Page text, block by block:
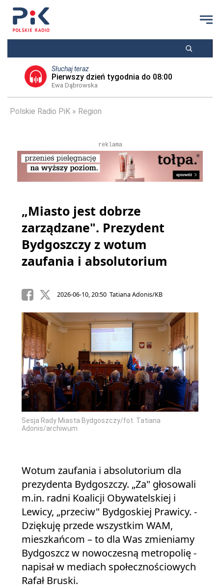
Słuchaj teraz
Pierwszy dzień tygodnia do 08:00
Ewa Dąbrowska
Polskie Radio PiK Region
reklama
„Miasto jest dobrze
zarządzane". Prezydent
Bydgoszczy z wotum
zaufania i absolutorium
2026-06-10, 20:50 Tatiana Adonis/KB
Sesja Rady Miasta Bydgoszczy/fot. Tatiana
Adonis/archiwum
Wotum zaufania i absolutorium dla
prezydenta Bydgoszczy. „Za" głosowali
m.in. radni Koalicji Obywatelskiej i
Lewicy, „przeciw" Bydgoskiej Prawicy. -
Dziękuję przede wszystkim WAM,
mieszkańcom – to dla Was zmieniamy
Bydgoszcz w nowoczesną metropolię -
napisał w mediach społecznościowych
Rafał Bruski.